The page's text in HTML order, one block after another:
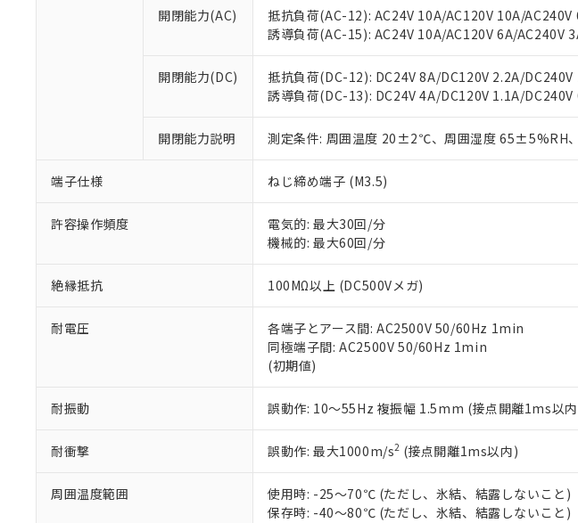
開閉能力(AC)
抵抗負荷(AC-12): AC24V 10A/AC120V 10A/
誘導負荷(AC-15): AC24V 10A/AC120V 6A/AC240V
開閉能力(DC)
抵抗負荷(DC-12): DC24V 8A/DC120V 2.2A/DC240V
誘導負荷(DC-13): DC24V 4A/DC120V 1.1A/DC240V
開閉能力説明 測定条件: 周囲温度 20±2℃、周囲湿度 65±5%RH
端子仕様 ねじ締め端子 (M3.5)
許容操作頻度
電気的: 最大30回/分
機械的: 最大60回/分
絶縁抵抗 100MΩ以上 (DC500Vメガ)
耐電圧
各端子とアース間: AC2500V 50/60Hz 1min
同極端子間: AC2500V 50/60Hz 1min
(初期値)
耐振動 誤動作: 10～55Hz 複振幅 1.5mm (接点開離1ms以
耐衝撃 誤動作: 最大1000m/s2 (接点開離1ms以内)
周囲温度範囲
使用時: -25～70℃ (ただし、氷結、結露しないこと)
保存時: -40～80℃ (ただし、氷結、結露しないこと)
本サービスは、当社制御機器事業取扱商品
くものです。
当社制御機器事業取扱商品の中には、本サ
のであり、閲覧された時点での実際の在庫
い。
正式な納期状況および標準価格はお客様の
当社販売員にご相談ください。
オムロン制御機器販売店や当社販売拠点は
在庫状況および標準価格結果を当社の事前
マイパーツ機能（部品リスト作成サービス
ている必要があります。
お客様が当ウェブサイト上で当社にご登録
さい。
※当社の共同利用者とは、"個人情報の共
いる法人を指します。
*EU RoHS指令（10物質）：
鉛(Pb) 1000ppm以下、 水銀(Hg) 1000ppm以下、 カドミウム
六価クロム(Cr(Ⅵ)) 1000ppm以下、ポリ臭化ビフェニル類
但し、RoHS指令で産業用監視および制御機器に対する適用除外
フタル酸エステル類の４物質については閾値を超える意図的な
※2 対応予定月
部品在庫の切り替え状況などにより、予定月が前
※3 非含有証明書ダウンロード
下記の非含有証明書をダウンロードすることがで
EU RoHS指令（10物質）の非含有証明書
51物質の非含有証明書（当社基準）
※本証明書は発行日時点で非含有を証明するもの
また、RoHS指令のフタル酸エステル類４物質
混在することから備考欄に対応日を記載しており
り割愛しております。
「－」：未確認です。当社販売部門へお問い合わ
*中国RoHS10物質の基準値 (GB/T26572)：
Pb(鉛) :1000ppm、 Hg(水銀) : 1000ppm、 Cd(カドミウム) :
Cr(Ⅵ)(六価クロム) : 1000ppm、 PBBs(ポリ臭化ビフェニル類)
DBP(フタル酸ジブチル) : 1000ppm、 DIBP(フタル酸ジイソブ
DEHP(フタル酸ビス(2-エチルヘキシル)) : 1000ppm
※2 環境保護使用期限
「ｅ」：有害物質（10物質）のすべてが基準値
「10」：通常の使用状況下において有害物質が
味します。
当社は、これら貴社製品のうち、外国為替
う）を輸出または国外への提供する場合は
当社は規制貨物を破棄する場合は、完全に
ます。
当社は貴社製品を、核兵器、ミサイル、化
当社は、貴社製品を第三者に販売する場合
また当社は、販売先および販売に係わる関
たしません。
記
号
説明
○ 一定数以上の在庫あり
△ 一定数には満たないが在庫あり
－
在庫なし(最新の在庫状況については
機器販売店・当社販売員にご確認くだ
空
白
受注生産機種、また在庫状況の情報を